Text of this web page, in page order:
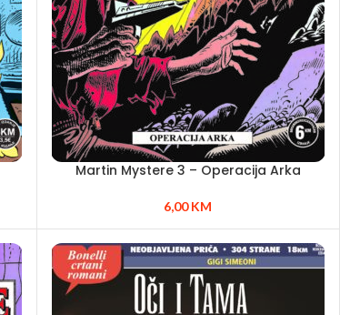
Martin Mystere 3 – Operacija Arka
6,00KM